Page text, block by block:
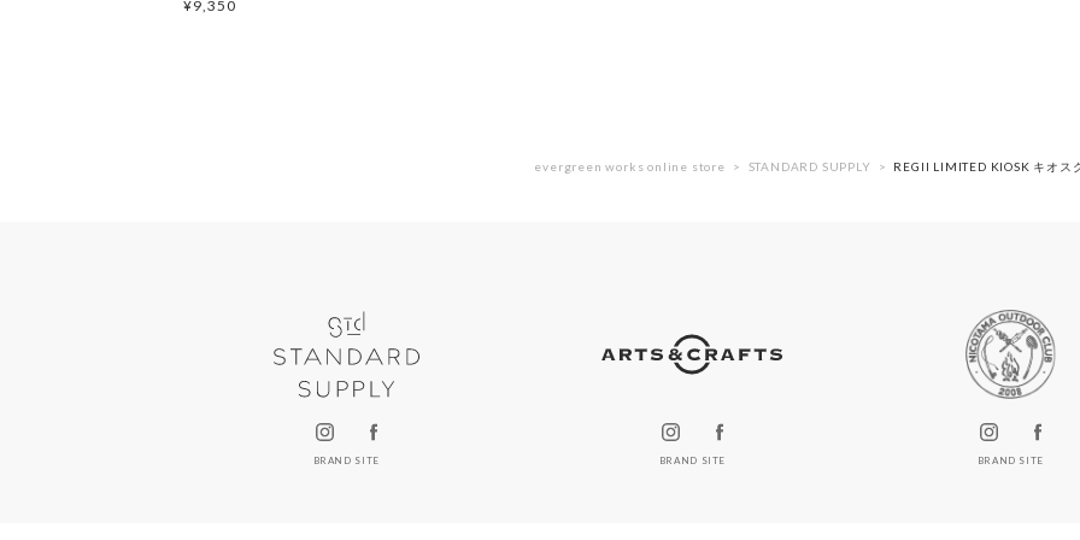
¥9,350
evergreen works online store STANDARD SUPPLY REGII LIMITED KIOSK キオス
BRAND SITE BRAND SITE BRAND SITE